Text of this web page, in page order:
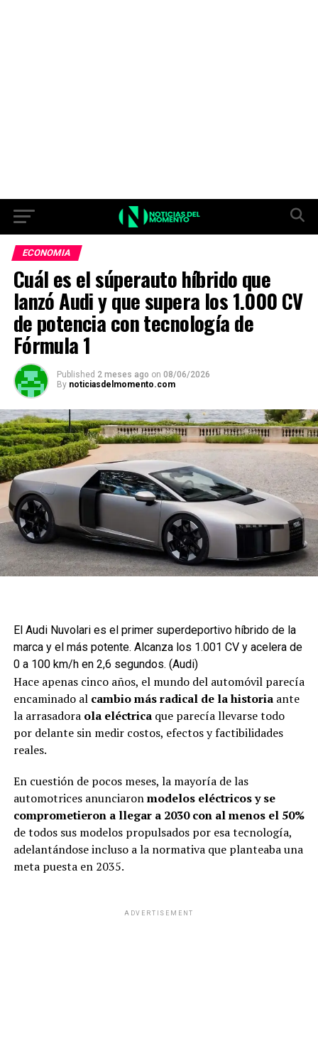
ECONOMIA
Cuál es el súperauto híbrido que
lanzó Audi y que supera los 1.000 CV
de potencia con tecnología de
Fórmula 1
Published 2 meses ago on 08/06/2026
By noticiasdelmomento.com
El Audi Nuvolari es el primer superdeportivo híbrido de la
marca y el más potente. Alcanza los 1.001 CV y acelera de
0 a 100 km/h en 2,6 segundos. (Audi)
Hace apenas cinco años, el mundo del automóvil parecía
encaminado al cambio más radical de la historiaante
la arrasadora ola eléctricaque parecía llevarse todo
por delante sin medir costos, efectos y factibilidades
reales.
En cuestión de pocos meses, la mayoría de las
automotrices anunciaronmodelos eléctricos y se
comprometieron a llegar a 2030 con al menos el 50%
de todos sus modelos propulsados por esa tecnología,
adelantándose incluso a la normativa que planteaba una
meta puesta en 2035.
ADVERTISEMENT